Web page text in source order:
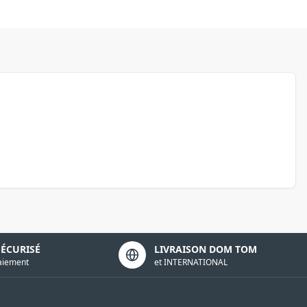
LIVRAISON DOM TOM
et INTERNATIONAL